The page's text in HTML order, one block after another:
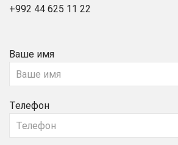
+992 44 625 11 22
Ваше имя
Телефон